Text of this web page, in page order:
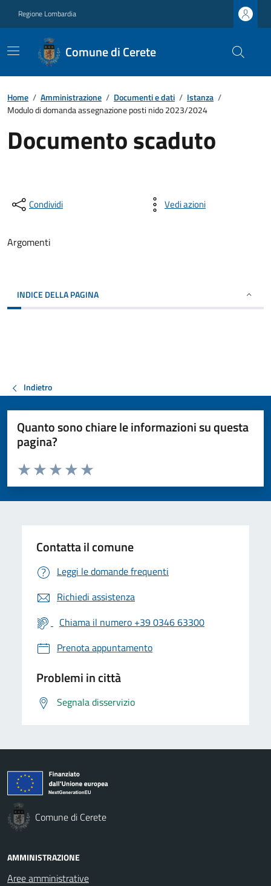
Regione Lombardia
Comune di Cerete
Home / Amministrazione / Documenti e dati / Istanza /
Modulo di domanda assegnazione posti nido 2023/2024
Documento scaduto
Condividi Vedi azioni
Argomenti
INDICE DELLA PAGINA
Indietro
Quanto sono chiare le informazioni su questa
pagina?
Valuta da 1 a 5 stelle la pagina
Valuta 5 stelle su 5
Valuta 4 stelle su 5
Valuta 3 stelle su 5
Valuta 2 stelle su 5
Valuta 1 stelle su 5
Contatta il comune
Leggi le domande frequenti
Richiedi assistenza
Chiama il numero +39 0346 63300
Prenota appuntamento
Problemi in città
Segnala disservizio
Comune di Cerete
AMMINISTRAZIONE
Aree amministrative